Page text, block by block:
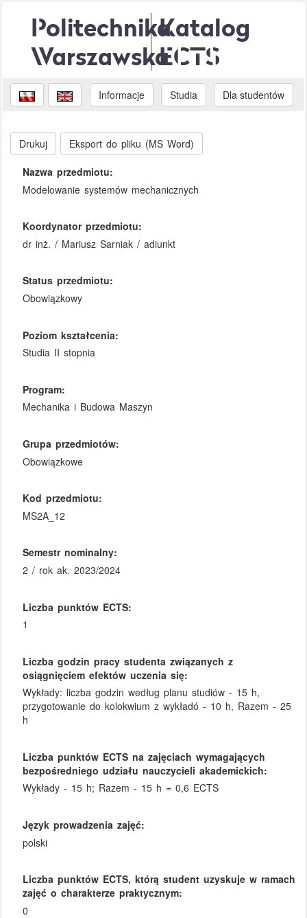
Politechnika
Warszawska
Katalog
ECTS
Informacje Studia Dla studentów
Drukuj Eksport do pliku (MS Word)
Nazwa przedmiotu:
Modelowanie systemów mechanicznych
Koordynator przedmiotu:
dr inż. / Mariusz Sarniak / adiunkt
Status przedmiotu:
Obowiązkowy
Poziom kształcenia:
Studia II stopnia
Program:
Mechanika i Budowa Maszyn
Grupa przedmiotów:
Obowiązkowe
Kod przedmiotu:
MS2A_12
Semestr nominalny:
2 / rok ak. 2023/2024
Liczba punktów ECTS:
1
Liczba godzin pracy studenta związanych z
osiągnięciem efektów uczenia się:
Wykłady: liczba godzin według planu studiów - 15 h,
przygotowanie do kolokwium z wykładó - 10 h, Razem - 25
h
Liczba punktów ECTS na zajęciach wymagających
bezpośredniego udziału nauczycieli akademickich:
Wykłady - 15 h; Razem - 15 h = 0,6 ECTS
Język prowadzenia zajęć:
polski
Liczba punktów ECTS, którą student uzyskuje w ramach
zajęć o charakterze praktycznym:
0